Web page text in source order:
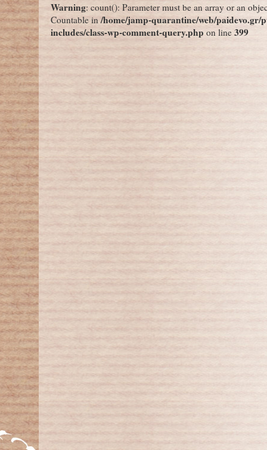
Warning: count(): Parameter must be an array or an
Countable in/home/jamp-quarantine/web/paidevo.gr/
includes/class-wp-comment-query.php on line 399